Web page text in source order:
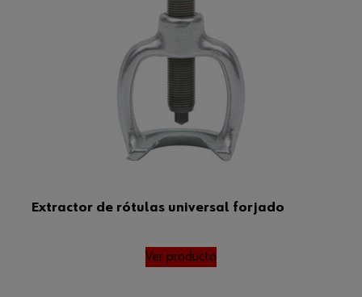
Extractor de rótulas universal forjado
Ver producto